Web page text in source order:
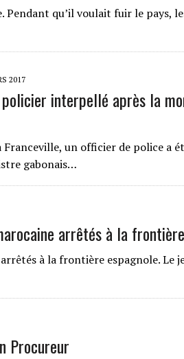
Pendant qu’il voulait fuir le pays,
2017
policier interpellé après la
un officier de police a
gabonais…
arrêtés à la
à la frontière espagnole. Le
Procureur